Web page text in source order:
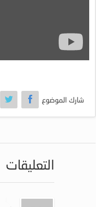
شارك الموضوع
التعليقات